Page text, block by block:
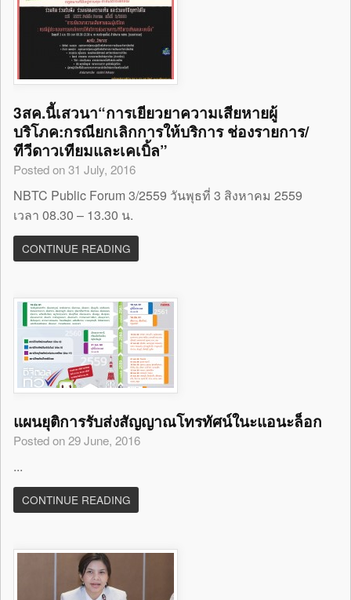
3สค.นี้เสวนา“การเยียวยาความเสียหายผู้
บริโภค:กรณียกเลิกการให้บริการ ช่องรายการ/
ทีวีดาวเทียมและเคเบิ้ล”
Posted on 31 July, 2016
NBTC Public Forum 3/2559 วันพุธที่ 3 สิงหาคม 2559
เวลา 08.30 – 13.30 น.
CONTINUE READING
แผนยุติการรับส่งสัญญาณโทรทัศน์ในะแอนะล็อก
Posted on 29 June, 2016
...
CONTINUE READING